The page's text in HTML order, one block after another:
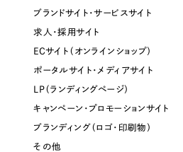
オレンジ・橙色
ブランドサイト・サービスサイト
求人・採用サイト
ECサイト（オンラインショップ）
ポータルサイト・メディアサイト
LP（ランディングページ）
キャンペーン・プロモーションサイト
ブランディング（ロゴ・印刷物）
その他